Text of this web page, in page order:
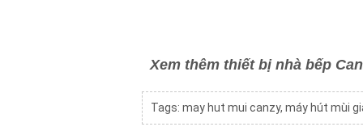
Xem thêm thiết bị nhà bếp
Tags: may hut mui canzy, máy hút mùi